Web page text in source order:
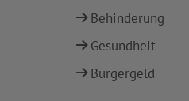
Behinderung
Gesundheit
Bürgergeld